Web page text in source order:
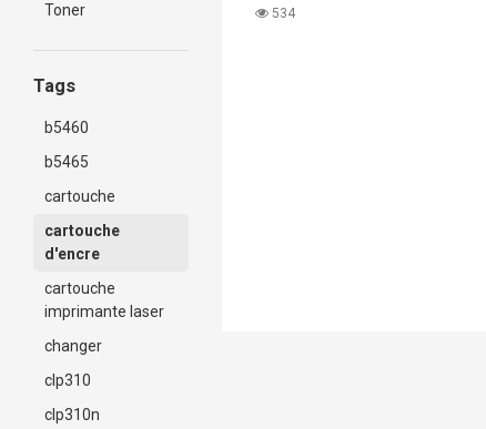
Toner
Tags
b5460
b5465
cartouche
cartouche
d'encre
cartouche
imprimante laser
changer
clp310
clp310n
LaserJet 1020
534